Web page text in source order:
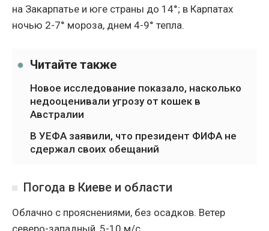
на Закарпатье и юге страны до 14°; в Карпатах
ночью 2-7° мороза, днем ​​4-9° тепла.
Читайте также
Новое исследование показало, насколько
недооценивали угрозу от кошек в
Австралии
В УЕФА заявили, что президент ФИФА не
сдержал своих обещаний
Погода в Киеве и области
Облачно с прояснениями, без осадков. Ветер